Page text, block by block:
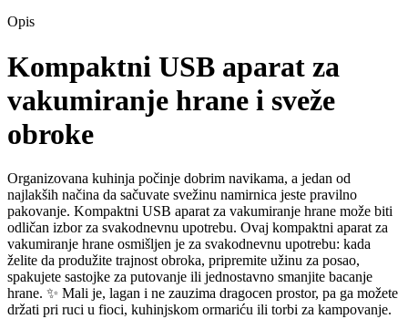
Opis
Kompaktni USB aparat za
vakumiranje hrane i sveže
obroke
Organizovana kuhinja počinje dobrim navikama, a jedan od
najlakših načina da sačuvate svežinu namirnica jeste pravilno
pakovanje. Kompaktni USB aparat za vakumiranje hrane može biti
odličan izbor za svakodnevnu upotrebu. Ovaj kompaktni aparat za
vakumiranje hrane osmišljen je za svakodnevnu upotrebu: kada
želite da produžite trajnost obroka, pripremite užinu za posao,
spakujete sastojke za putovanje ili jednostavno smanjite bacanje
hrane. ✨ Mali je, lagan i ne zauzima dragocen prostor, pa ga možete
držati pri ruci u fioci, kuhinjskom ormariću ili torbi za kampovanje.